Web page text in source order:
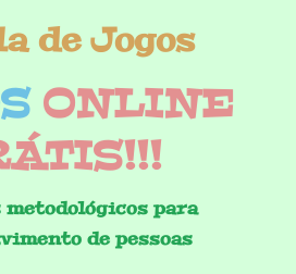
de Jogos
ONLINE
metodológicos para
de pessoas